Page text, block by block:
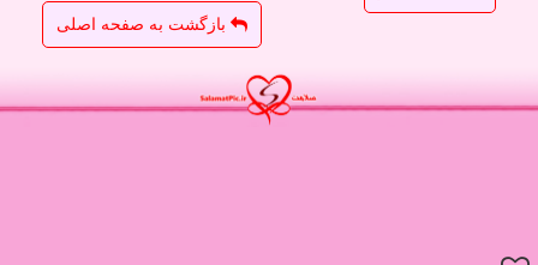
بازگشت به صفحه اصلی